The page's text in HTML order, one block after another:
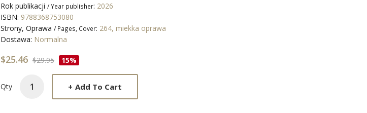
Rok publikacji / Year publisher: 2026
ISBN: 9788368753080
Strony, Oprawa / Pages, Cover: 264, miekka oprawa
Dostawa: Normalna
$25.46 $29.95 15%
Qty + Add To Cart